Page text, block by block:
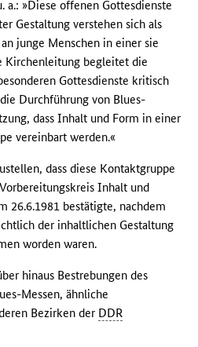
a.: »Diese offenen Gottesdienste
Gestaltung verstehen sich als
junge Menschen in einer sie
Kirchenleitung begleitet die
Gottesdienste kritisch
Durchführung von Blues-
dass Inhalt und Form in einer
vereinbart werden.«
dass diese Kontaktgruppe
Inhalt und
26.6.1981 bestätigte, nachdem
der inhaltlichen Gestaltung
worden waren.
hinaus Bestrebungen des
Messen, ähnliche
Bezirken der DDR